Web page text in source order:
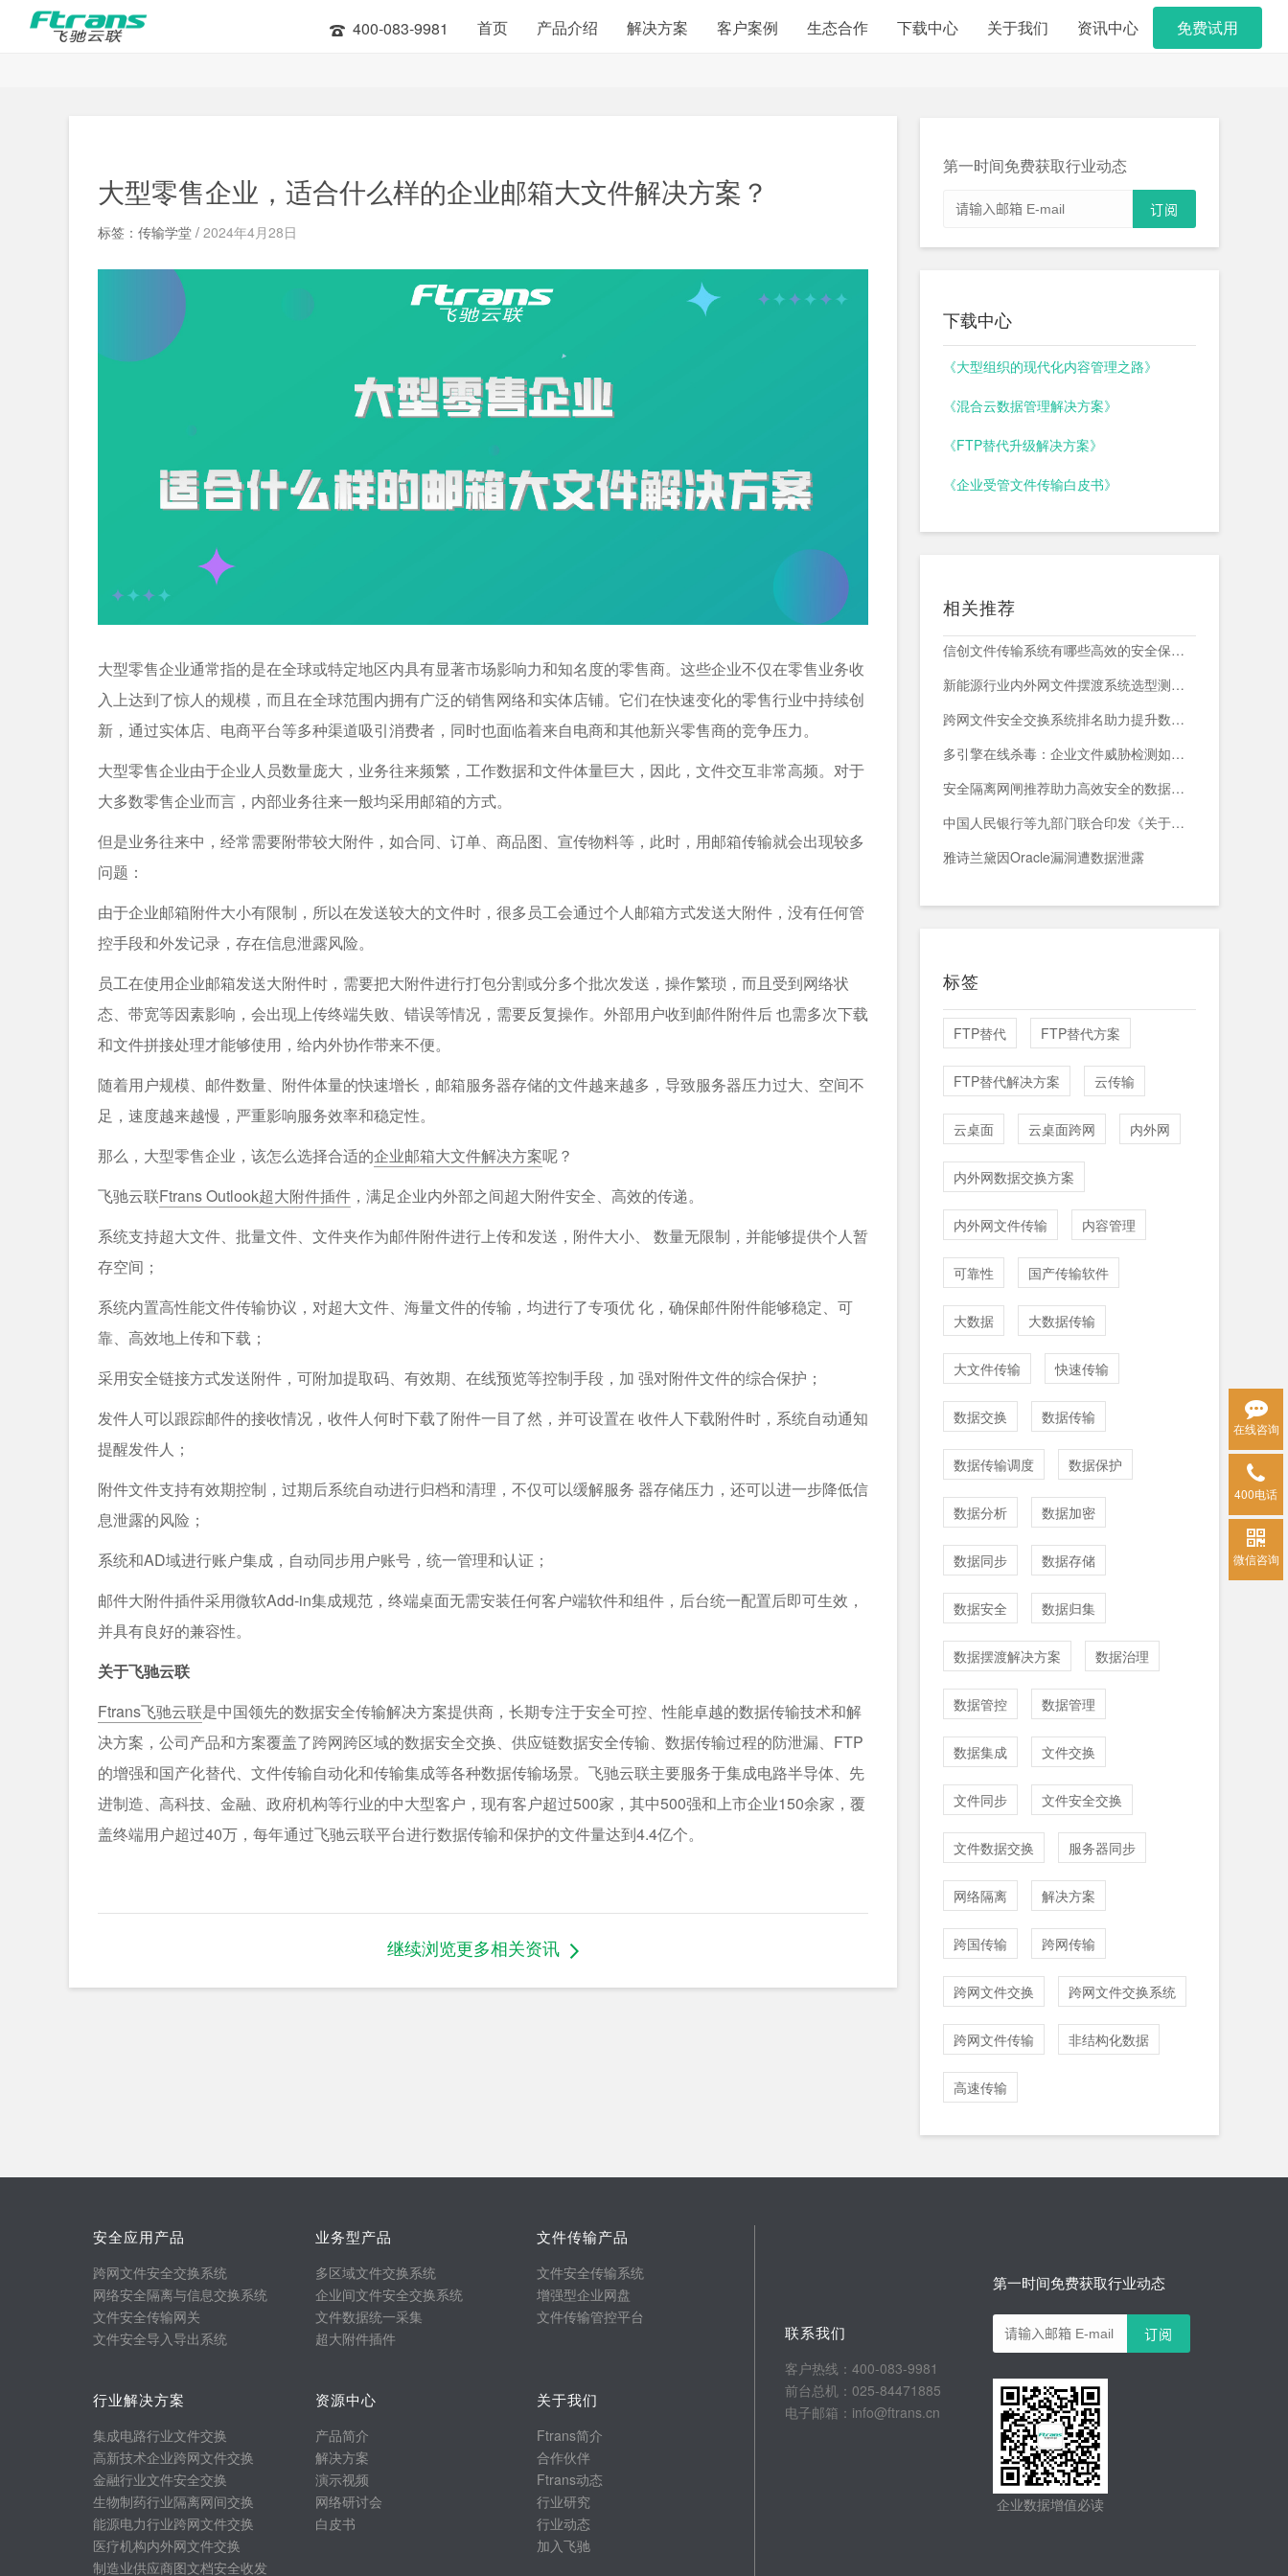
400-083-9981 首页 产品介绍 解决方案 客户案例 生态合作 下载中心 关于我们 资讯中心 免费试用
大型零售企业，适合什么样的企业邮箱大文件解决方案？
标签：传输学堂 / 2024年4月28日
大型零售企业通常指的是在全球或特定地区内具有显著市场影响力和知名度的零售商。这些企业不仅在零售业务收
入上达到了惊人的规模，而且在全球范围内拥有广泛的销售网络和实体店铺。它们在快速变化的零售行业中持续创
新，通过实体店、电商平台等多种渠道吸引消费者，同时也面临着来自电商和其他新兴零售商的竞争压力。
大型零售企业由于企业人员数量庞大，业务往来频繁，工作数据和文件体量巨大，因此，文件交互非常高频。对于
大多数零售企业而言，内部业务往来一般均采用邮箱的方式。
但是业务往来中，经常需要附带较大附件，如合同、订单、商品图、宣传物料等，此时，用邮箱传输就会出现较多
问题：
由于企业邮箱附件大小有限制，所以在发送较大的文件时，很多员工会通过个人邮箱方式发送大附件，没有任何管
控手段和外发记录，存在信息泄露风险。
员工在使用企业邮箱发送大附件时，需要把大附件进行打包分割或分多个批次发送，操作繁琐，而且受到网络状
态、带宽等因素影响，会出现上传终端失败、错误等情况，需要反复操作。外部用户收到邮件附件后 也需多次下载
和文件拼接处理才能够使用，给内外协作带来不便。
随着用户规模、邮件数量、附件体量的快速增长，邮箱服务器存储的文件越来越多，导致服务器压力过大、空间不
足，速度越来越慢，严重影响服务效率和稳定性。
那么，大型零售企业，该怎么选择合适的企业邮箱大文件解决方案呢？
飞驰云联Ftrans Outlook超大附件插件 ，满足企业内外部之间超大附件安全、高效的传递。
系统支持超大文件、批量文件、文件夹作为邮件附件进行上传和发送，附件大小、 数量无限制，并能够提供个人暂
存空间；
系统内置高性能文件传输协议，对超大文件、海量文件的传输，均进行了专项优 化，确保邮件附件能够稳定、可
靠、高效地上传和下载；
采用安全链接方式发送附件，可附加提取码、有效期、在线预览等控制手段，加 强对附件文件的综合保护；
发件人可以跟踪邮件的接收情况，收件人何时下载了附件一目了然，并可设置在 收件人下载附件时，系统自动通知
提醒发件人；
附件文件支持有效期控制，过期后系统自动进行归档和清理，不仅可以缓解服务 器存储压力，还可以进一步降低信
息泄露的风险；
系统和AD域进行账户集成，自动同步用户账号，统一管理和认证；
邮件大附件插件采用微软Add-in集成规范，终端桌面无需安装任何客户端软件和组件，后台统一配置后即可生效，
并具有良好的兼容性。
关于飞驰云联
Ftrans飞驰云联是中国领先的数据安全传输解决方案提供商，长期专注于安全可控、性能卓越的数据传输技术和解
决方案，公司产品和方案覆盖了跨网跨区域的数据安全交换、供应链数据安全传输、数据传输过程的防泄漏、FTP
的增强和国产化替代、文件传输自动化和传输集成等各种数据传输场景。飞驰云联主要服务于集成电路半导体、先
进制造、高科技、金融、政府机构等行业的中大型客户，现有客户超过500家，其中500强和上市企业150余家，覆
盖终端用户超过40万，每年通过飞驰云联平台进行数据传输和保护的文件量达到4.4亿个。
继续浏览更多相关资讯
第一时间免费获取行业动态
下载中心
《大型组织的现代化内容管理之路》
《混合云数据管理解决方案》
《FTP替代升级解决方案》
《企业受管文件传输白皮书》
相关推荐
信创文件传输系统有哪些高效的安全保障措施？
新能源行业内外网文件摆渡系统选型测评，附头部企业跨网部署案例
跨网文件安全交换系统排名助力提升数据传输安全与效率
多引擎在线杀毒：企业文件威胁检测如何减少漏报与误报？
安全隔离网闸推荐助力高效安全的数据交换与网络防护
中国人民银行等九部门联合印发《关于加强科技金融领域数据开发利用的通知》
雅诗兰黛因Oracle漏洞遭数据泄露
标签
FTP替代 FTP替代方案
FTP替代解决方案 云传输
云桌面 云桌面跨网 内外网
内外网数据交换方案
内外网文件传输 内容管理
可靠性 国产传输软件
大数据 大数据传输
大文件传输 快速传输
数据交换 数据传输
数据传输调度 数据保护
数据分析 数据加密
数据同步 数据存储
数据安全 数据归集
数据摆渡解决方案 数据治理
数据管控 数据管理
数据集成 文件交换
文件同步 文件安全交换
文件数据交换 服务器同步
网络隔离 解决方案
跨国传输 跨网传输
跨网文件交换 跨网文件交换系统
跨网文件传输 非结构化数据
高速传输
在线咨询
400电话
微信咨询
安全应用产品
跨网文件安全交换系统
网络安全隔离与信息交换系统
文件安全传输网关
文件安全导入导出系统
业务型产品
多区域文件交换系统
企业间文件安全交换系统
文件数据统一采集
超大附件插件
文件传输产品
文件安全传输系统
增强型企业网盘
文件传输管控平台
行业解决方案
集成电路行业文件交换
高新技术企业跨网文件交换
金融行业文件安全交换
生物制药行业隔离网间交换
能源电力行业跨网文件交换
医疗机构内外网文件交换
制造业供应商图文档安全收发
资源中心
产品简介
解决方案
演示视频
网络研讨会
白皮书
关于我们
Ftrans简介
合作伙伴
Ftrans动态
行业研究
行业动态
加入飞驰
联系我们
客户热线：400-083-9981
前台总机：025-84471885
电子邮箱：info@ftrans.cn
第一时间免费获取行业动态
企业数据增值必读